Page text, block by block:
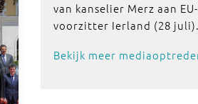
van kanselier Merz aan EU-
voorzitter Ierland (28 juli).
Bekijk meer